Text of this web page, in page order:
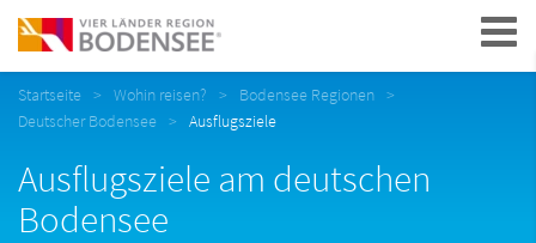
Navigation
Startseite Wohin reisen?
Bodensee Regionen
Deutscher Bodensee
Ausflugsziele
Ausflugsziele am deutschen
Bodensee